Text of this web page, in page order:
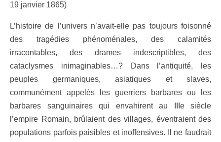
19 janvier 1865)
L’histoire de l’univers n’avait-elle pas toujours foisonné
des tragédies phénoménales, des calamités
irracontables, des drames indescriptibles, des
cataclysmes inimaginables…? Dans l’antiquité, les
peuples germaniques, asiatiques et slaves,
communément appelés les guerriers barbares ou les
barbares sanguinaires qui envahirent au IIIe siècle
l’empire Romain, brûlaient des villages, éventraient des
populations parfois paisibles et inoffensives. Il ne faudrait